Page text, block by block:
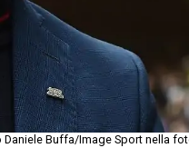
Buffa/Image Sport nella